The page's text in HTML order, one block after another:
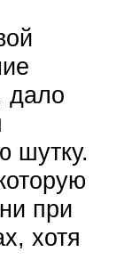
дало
шутку.
при
хотя